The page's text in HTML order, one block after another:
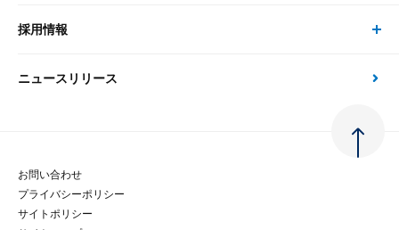
大和総研の強み
先端テクノロジーに基づく新たな価値の創出
政策分析
金融経済教育等
次世代社会への貢献
マルチステークホルダー方針
会社情報 トップ
会社概要・役員一覧
大和総研の歩み
採用情報
採用情報 トップ
経験者採用
ニュースリリース
お問い合わせ
プライバシーポリシー
サイトポリシー